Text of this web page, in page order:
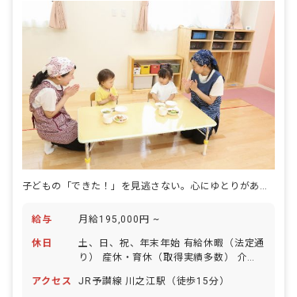
給与 月給195,000円 ~
休日
土、日、祝、年末年始 有給休暇（法定通
り） 産休・育休（取得実績多数） 介護
アクセス
JR予讃線 川之江駅（徒歩15分）